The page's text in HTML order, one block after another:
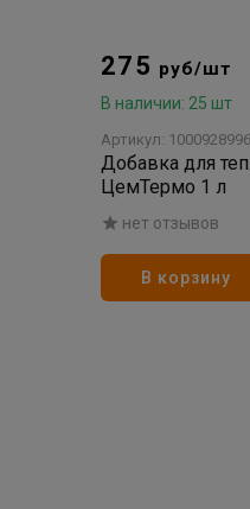
275 руб/шт
В наличии: 25 шт
Артикул:
Добавка для
ЦемТермо 1 л
нет отзывов
В корзину